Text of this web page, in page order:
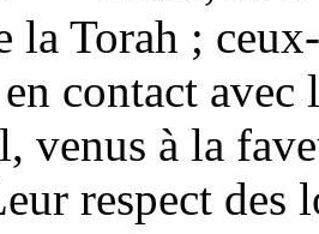
la Torah ;
contact avec
venus à la
respect des